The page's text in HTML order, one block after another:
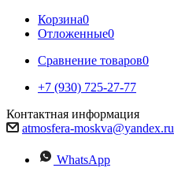
Корзина0
Отложенные0
Сравнение товаров0
+7 (930) 725-27-77
Контактная информация
atmosfera-moskva@yandex.ru
WhatsApp